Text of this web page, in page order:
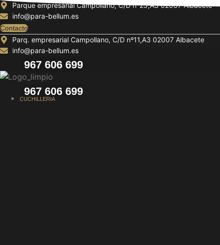
Ir
al
contenido
Parque empresarial Campollano, C/D nº25,A3 02007 Albacete
info@para-bellum.es
Contacto
Parq. empresarial Campollano, C/D nº11,A3 02007 Albacete
info@para-bellum.es
967 606 699
967 606 699
CUCHILLERIA